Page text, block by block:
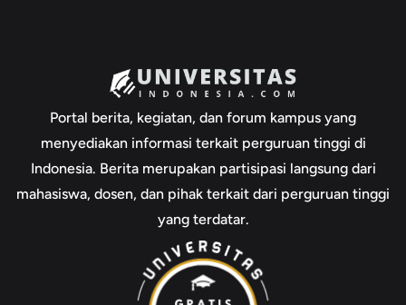
Portal berita, kegiatan, dan forum kampus yang
menyediakan informasi terkait perguruan tinggi di
Indonesia. Berita merupakan partisipasi langsung dari
mahasiswa, dosen, dan pihak terkait dari perguruan tinggi
yang terdatar.